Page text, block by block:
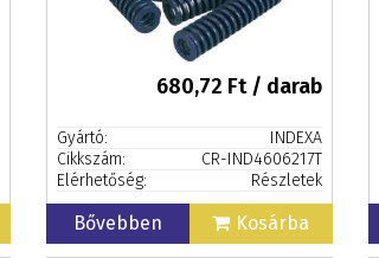
680,72 Ft / darab
Gyártó:
INDEXA
Cikkszám:
CR-IND4606217T
Elérhetőség:
Részletek
Bővebben Kosárba